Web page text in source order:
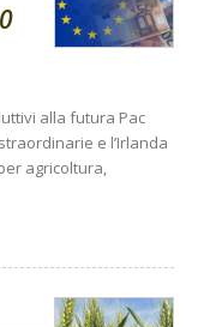
alla futura Pac
e l’Irlanda
agricoltura,